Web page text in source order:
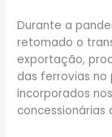
Durante a
retomado o
exportação,
das ferrovias no
incorporados
concessionárias